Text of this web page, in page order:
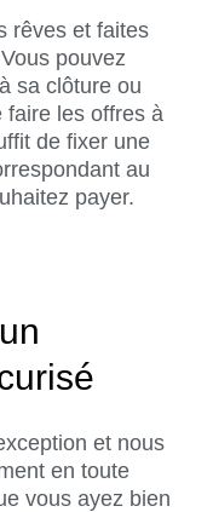
rêves et faites
pouvez
sa clôture ou
faire les offres à
de fixer une
au
payer.
et nous
en toute
vous ayez bien